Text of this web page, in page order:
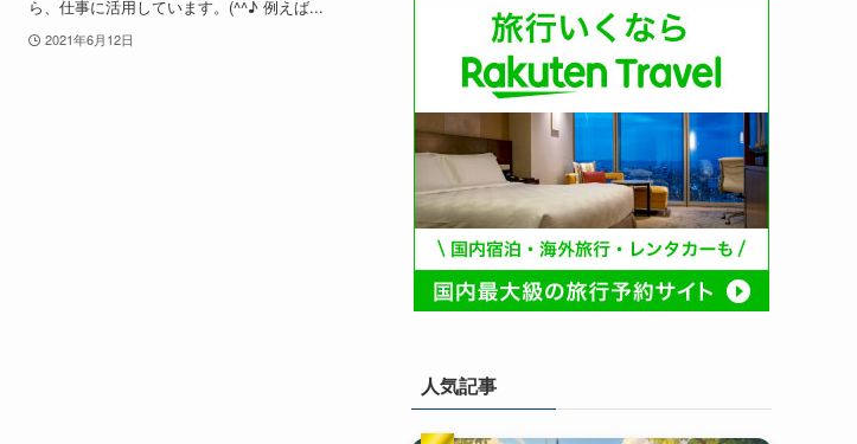
ら、仕事に活用しています。(^^♪ 例えば...
2021年6月12日
人気記事